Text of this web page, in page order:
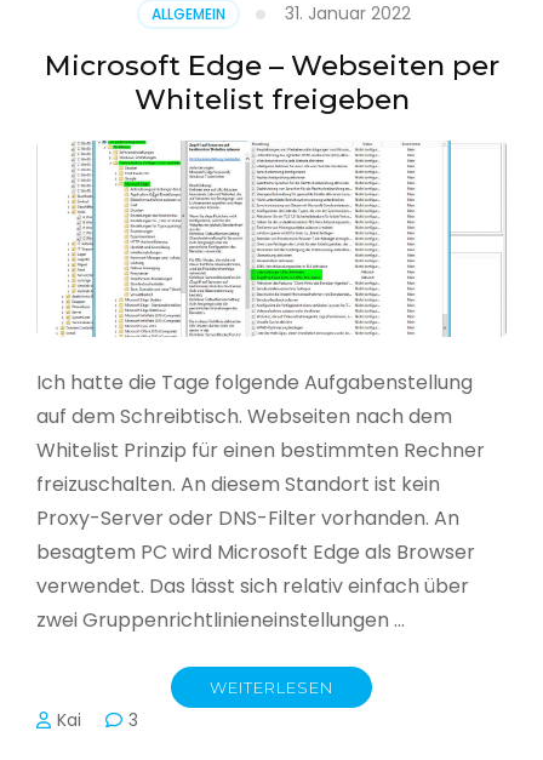
(UPN)
im
Active
Directory
ALLGEMEIN 31. Januar 2022
Microsoft Edge – Webseiten per
Whitelist freigeben
Ich hatte die Tage folgende Aufgabenstellung
auf dem Schreibtisch. Webseiten nach dem
Whitelist Prinzip für einen bestimmten Rechner
freizuschalten. An diesem Standort ist kein
Proxy-Server oder DNS-Filter vorhanden. An
besagtem PC wird Microsoft Edge als Browser
verwendet. Das lässt sich relativ einfach über
zwei Gruppenrichtlinieneinstellungen …
WEITERLESEN
Kai 3